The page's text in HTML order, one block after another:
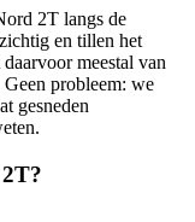
2T langs de
en tillen het
meestal van
probleem: we
gesneden
?